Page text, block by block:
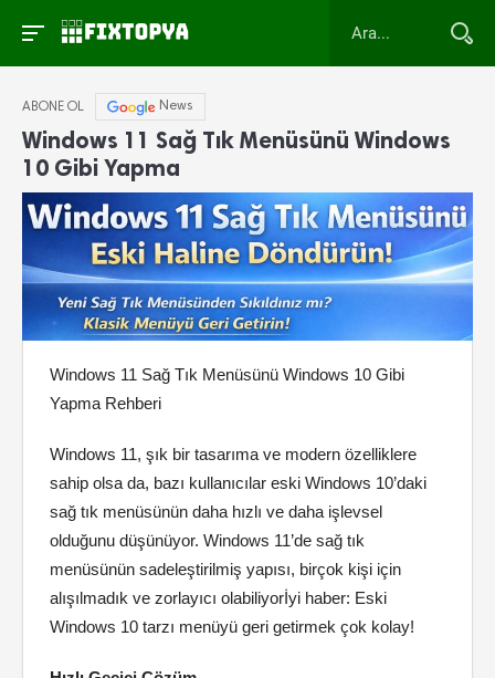
ABONE OL News
Windows 11 Sağ Tık Menüsünü Windows
10 Gibi Yapma
Windows 11 Sağ Tık Menüsünü Windows 10 Gibi
Yapma Rehberi
Windows 11, şık bir tasarıma ve modern özelliklere
sahip olsa da, bazı kullanıcılar eski Windows 10’daki
sağ tık menüsünün daha hızlı ve daha işlevsel
olduğunu düşünüyor. Windows 11’de sağ tık
menüsünün sadeleştirilmiş yapısı, birçok kişi için
alışılmadık ve zorlayıcı olabiliyorİyi haber: Eski
Windows 10 tarzı menüyü geri getirmek çok kolay!